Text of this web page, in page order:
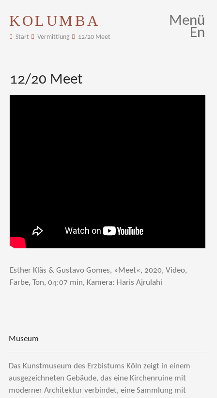
KOLUMBA
Start Vermittlung 12/20 Meet
Menü
En
12/20 Meet
Esther Kläs & Gustavo Gomes, »Meet«, 2020, Video,
Farbe, Ton, 04:07 min, Kamera: Haris Ajrulahi
Museum
Das Kunstmuseum des Erzbistums Köln zeigt in einem
ausgezeichneten Gebäude, das eine Kirchenruine mit
moderner Architektur verbindet, eine Sammlung mit